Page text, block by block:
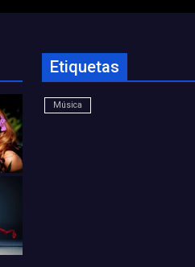
Etiquetas
Música